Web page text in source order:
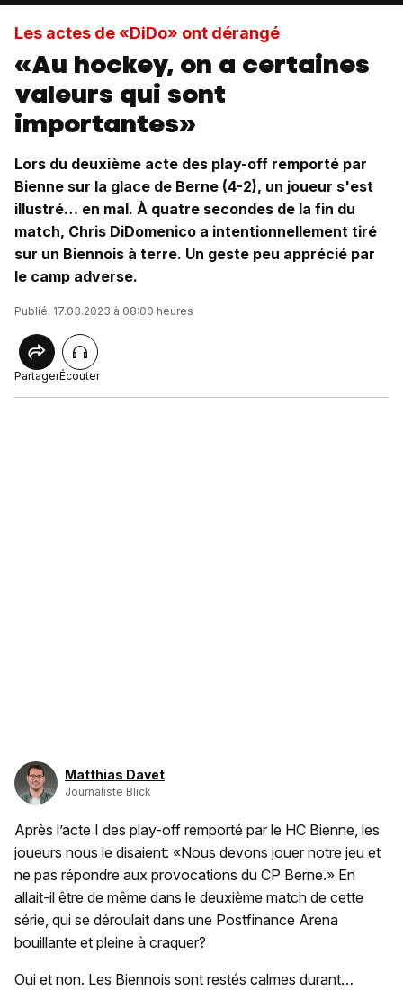
Les actes de «DiDo» ont dérangé
«Au hockey, on a certaines
valeurs qui sont
importantes»
Lors du deuxième acte des play-off remporté par
Bienne sur la glace de Berne (4-2), un joueur s'est
illustré… en mal. À quatre secondes de la fin du
match, Chris DiDomenico a intentionnellement tiré
sur un Biennois à terre. Un geste peu apprécié par
le camp adverse.
Publié: 17.03.2023 à 08:00 heures
PartagerÉcouter
Matthias Davet
Journaliste Blick
Après l’acte I des play-off remporté par le HC Bienne, les
joueurs nous le disaient: «Nous devons jouer notre jeu et
ne pas répondre aux provocations du CP Berne.» En
allait-il être de même dans le deuxième match de cette
série, qui se déroulait dans une Postfinance Arena
bouillante et pleine à craquer?
Oui et non. Les Biennois sont restés calmes durant…